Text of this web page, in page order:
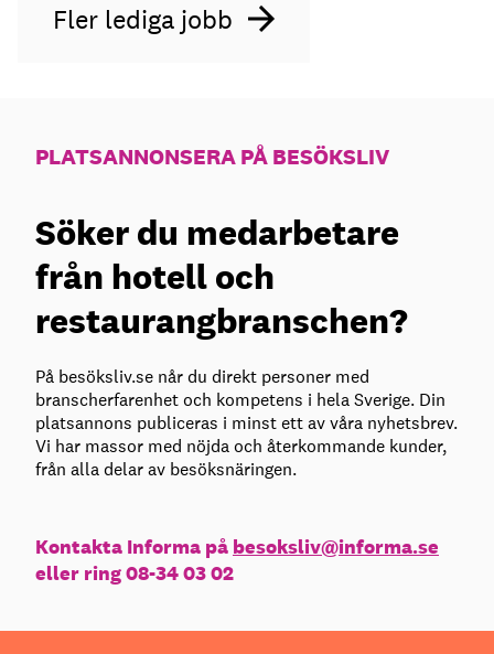
Fler lediga jobb
PLATSANNONSERA PÅ BESÖKSLIV
Söker du medarbetare
från hotell och
restaurangbranschen?
På besöksliv.se når du direkt personer med
branscherfarenhet och kompetens i hela Sverige. Din
platsannons publiceras i minst ett av våra nyhetsbrev.
Vi har massor med nöjda och återkommande kunder,
från alla delar av besöksnäringen.
Kontakta Informa på besoksliv@informa.se
eller ring 08-34 03 02